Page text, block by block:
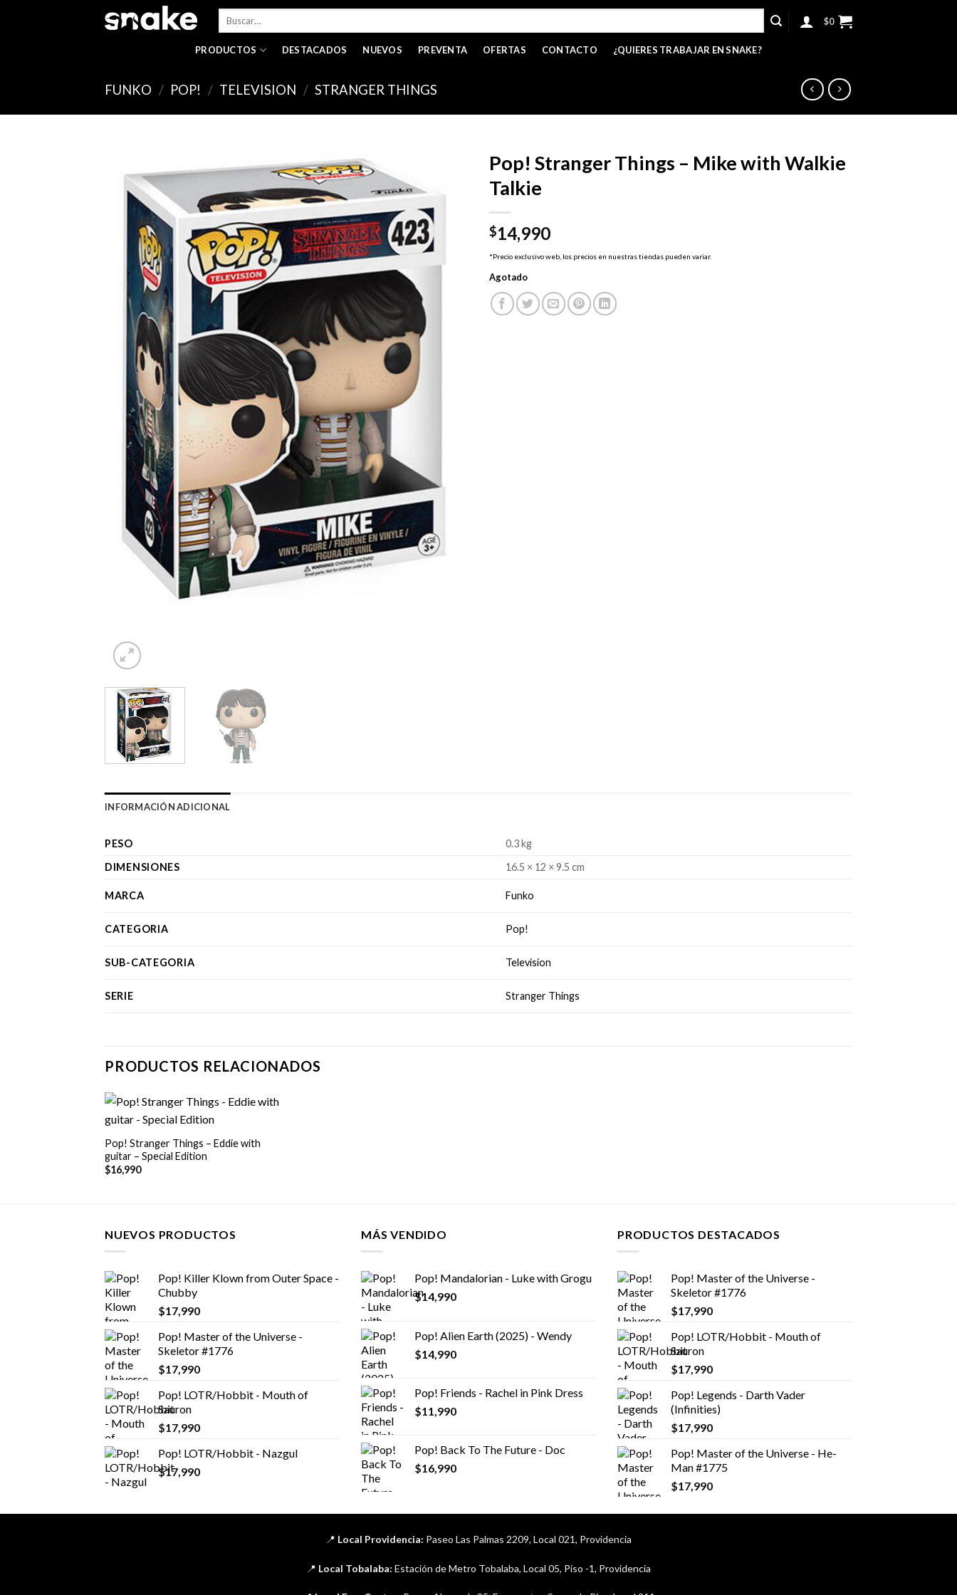
Buscar
$0
PRODUCTOS DESTACADOS NUEVOS PREVENTA OFERTAS CONTACTO ¿QUIERES TRABAJAR EN SNAKE?
FUNKO / POP! / TELEVISION / STRANGER THINGS
Pop! Stranger Things – Mike with Walkie
Talkie
$14,990
*Precio exclusivo web, los precios en nuestras tiendas pueden variar.
Agotado
INFORMACIÓN ADICIONAL
PESO
0.3 kg
DIMENSIONES
16.5 × 12 × 9.5 cm
MARCA Funko
CATEGORIA Pop!
SUB-CATEGORIA Television
SERIE Stranger Things
PRODUCTOS RELACIONADOS
+
Pop! Stranger Things – Eddie with
guitar – Special Edition
$16,990
NUEVOS PRODUCTOS
Pop! Killer Klown from Outer Space -
Chubby
$17,990
Pop! Master of the Universe -
Skeletor #1776
$17,990
Pop! LOTR/Hobbit - Mouth of
Sauron
$17,990
Pop! LOTR/Hobbit - Nazgul
$17,990
MÁS VENDIDO
Pop! Mandalorian - Luke with Grogu
$14,990
Pop! Alien Earth (2025) - Wendy
$14,990
Pop! Friends - Rachel in Pink Dress
$11,990
Pop! Back To The Future - Doc
$16,990
PRODUCTOS DESTACADOS
Pop! Master of the Universe -
Skeletor #1776
$17,990
Pop! LOTR/Hobbit - Mouth of
Sauron
$17,990
Pop! Legends - Darth Vader
(Infinities)
$17,990
Pop! Master of the Universe - He-
Man #1775
$17,990
📍 Local Providencia: Paseo Las Palmas 2209, Local 021, Providencia
📍 Local Tobalaba: Estación de Metro Tobalaba, Local 05, Piso -1, Providencia